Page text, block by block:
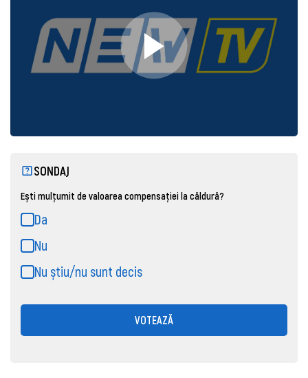
SONDAJ
Ești mulțumit de valoarea compensației la căldură?
Da
Nu
Nu știu/nu sunt decis
VOTEAZĂ